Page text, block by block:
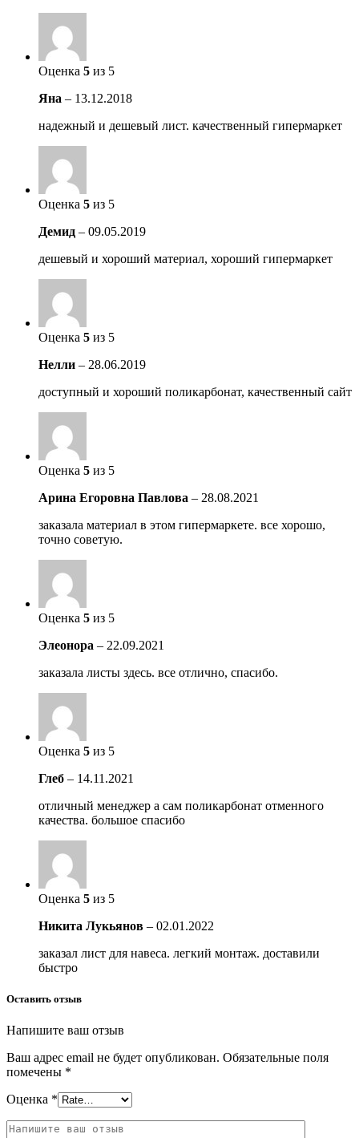
Оценка 5 из 5
Яна – 13.12.2018
надежный и дешевый лист. качественный гипермаркет
Оценка 5 из 5
Демид – 09.05.2019
дешевый и хороший материал, хороший гипермаркет
Оценка 5 из 5
Нелли – 28.06.2019
доступный и хороший поликарбонат, качественный сайт
Оценка 5 из 5
Арина Егоровна Павлова – 28.08.2021
заказала материал в этом гипермаркете. все хорошо,
точно советую.
Оценка 5 из 5
Элеонора – 22.09.2021
заказала листы здесь. все отлично, спасибо.
Оценка 5 из 5
Глеб – 14.11.2021
отличный менеджер а сам поликарбонат отменного
качества. большое спасибо
Оценка 5 из 5
Никита Лукьянов – 02.01.2022
заказал лист для навеса. легкий монтаж. доставили
быстро
Оставить отзыв
Напишите ваш отзыв
Ваш адрес email не будет опубликован. Обязательные поля
помечены *
Оценка *